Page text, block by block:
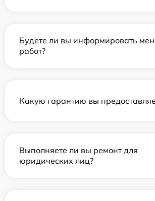
Будете ли вы информировать
работ?
Какую гарантию вы
Выполняете ли вы ремонт для
юридических лиц?